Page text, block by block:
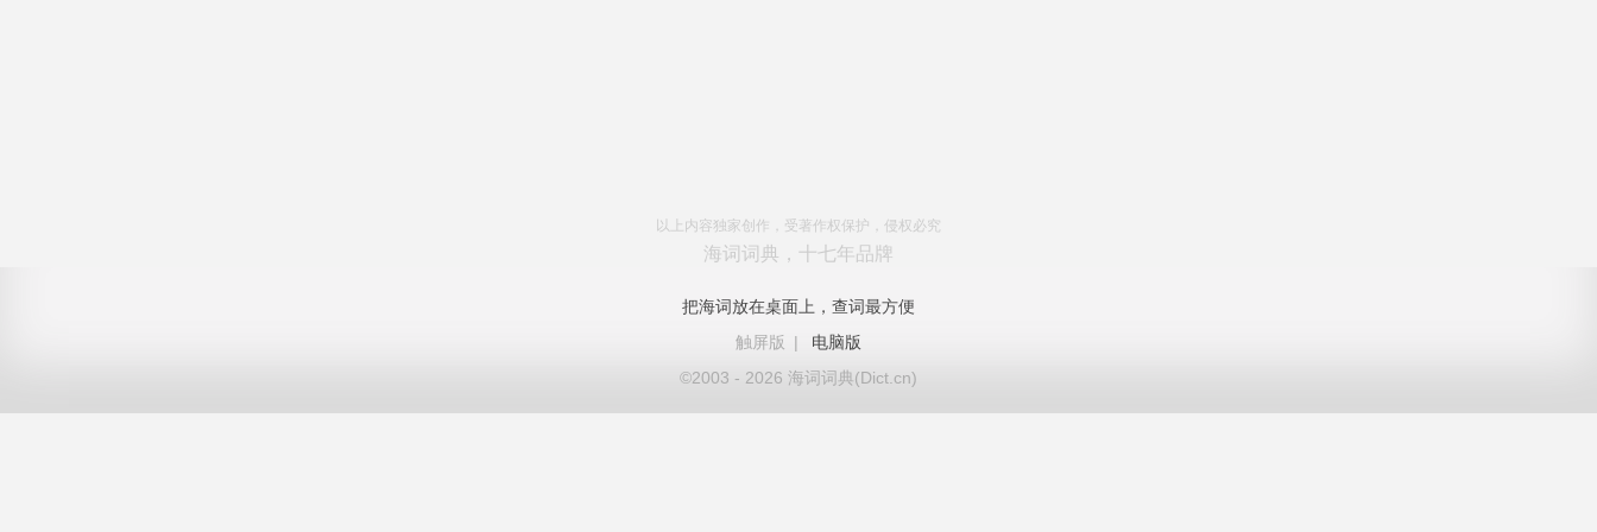
以上内容独家创作，受著作权保护，侵权必究
海词词典，十七年品牌
把海词放在桌面上，查词最方便
触屏版
|
电脑版
©2003 - 2026 海词词典(Dict.cn)